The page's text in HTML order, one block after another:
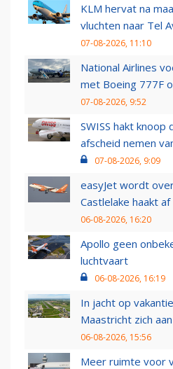
KLM hervat na
vluchten naar Tel
07-08-2026, 11:10
National Airlines
met Boeing 777F
07-08-2026, 9:52
SWISS hakt
afscheid nemen
07-08-2026, 9:09
easyJet wordt
Castlelake haakt af
06-08-2026, 16:20
Apollo geen
luchtvaart
06-08-2026, 16:19
In jacht op
Maastricht zich
06-08-2026, 15:56
Meer ruimte voor